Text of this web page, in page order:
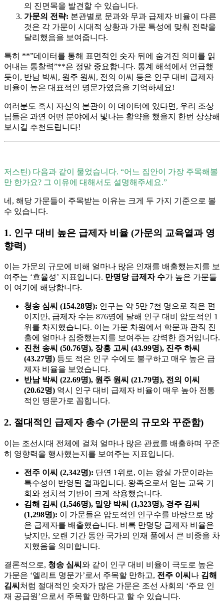
의 진면목을 발견할 수 있습니다.
가문의 전략: 본관별로 문과와 무과 급제자 비율이 다른
것은 각 가문이 시대적 상황과 가문 특성에 맞춰 전략을
달리했음을 보여줍니다.
특히 **”데이터를 통해 표면적인 숫자 뒤에 숨겨진 의미를 읽
어내는 통찰력”**은 정말 중요합니다. 통계 해석에서 언급했
듯이, 반남 박씨, 원주 원씨, 전의 이씨 등은 인구 대비 급제자
비율이 높은 대표적인 명문가였음을 기억하세요!
여러분도 혹시 자신의 본관이 이 데이터에 있다면, 우리 조상
님들은 과연 어떤 분야에서 빛나는 활약을 했을지 한번 상상해
보시길 추천드립니다!
저스틴) 다음과 같이 물었습니다. “어느 집안이 가장 주목해볼
만 한가요? 그 이유에 대해서도 설명해주세요.”
네, 해당 가문들이 주목받는 이유는 크게 두 가지 기준으로 볼
수 있습니다.
1. 인구 대비 높은 급제자 비율 (가문의 교육열과 영
향력)
이는 가문의 규모에 비해 얼마나 많은 인재를 배출했는지를 보
여주는 ‘효율성’ 지표입니다. 만명당 급제자 수가 높은 가문들
이 여기에 해당합니다.
청송 심씨 (154.28명): 인구는 약 5만 7천 명으로 적은 편
이지만, 급제자 수는 876명에 달해 인구 대비 압도적인 1
위를 차지했습니다. 이는 가문 차원에서 학문과 관직 진
출에 얼마나 집중했는지를 보여주는 강력한 증거입니다.
진천 송씨 (50.76명), 장흥 고씨 (43.99명), 진주 하씨
(43.27명) 등도 적은 인구 수에도 불구하고 매우 높은 급
제자 비율을 보였습니다.
반남 박씨 (22.69명), 원주 원씨 (21.79명), 전의 이씨
(20.62명) 역시 인구 대비 급제자 비율이 매우 높아 전통
적인 명문가로 꼽힙니다.
2. 절대적인 급제자 총수 (가문의 규모와 꾸준함)
이는 조선시대 전체에 걸쳐 얼마나 많은 관료를 배출하며 꾸준
히 영향력을 행사했는지를 보여주는 지표입니다.
전주 이씨 (2,342명): 단연 1위로, 이는 왕실 가문이라는
특수성이 반영된 결과입니다. 왕족으로서 얻는 교육 기
회와 정치적 기반이 크게 작용했습니다.
김해 김씨 (1,546명), 밀양 박씨 (1,323명), 경주 김씨
(1,298명): 이 가문들은 압도적인 인구수를 바탕으로 많
은 급제자를 배출했습니다. 비록 만명당 급제자 비율은
낮지만, 오랜 기간 동안 국가의 인재 풀에서 큰 비중을 차
지했음을 의미합니다.
결론적으로, 청송 심씨 와 같이 인구 대비 비율이 극도로 높은
가문은 ‘엘리트 명문가’로서 주목할 만하고, 전주 이씨 나 김해
김씨 처럼 절대적인 숫자가 많은 가문은 조선 사회의 ‘주요 인
재 공급원’으로서 주목할 만하다고 할 수 있습니다.